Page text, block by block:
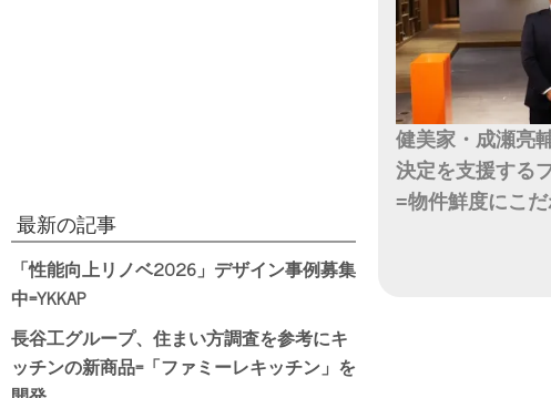
健美家・成瀬亮
決定を支援する
=物件鮮度にこ
最新の記事
「性能向上リノベ2026」デザイン事例募集
中=YKKAP
長谷工グループ、住まい方調査を参考にキ
ッチンの新商品=「ファミーレキッチン」を